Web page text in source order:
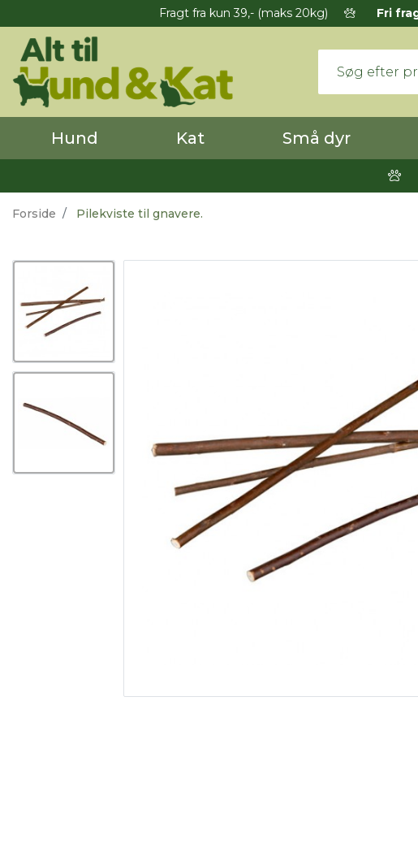
Fragt fra kun 39,- (maks 20kg) Fri
Hund Kat Små dyr
Forside Pilekviste til gnavere.